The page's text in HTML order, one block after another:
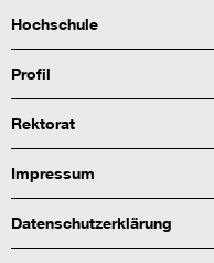
Hochschule
Profil
Rektorat
Impressum
Datenschutzerklärung